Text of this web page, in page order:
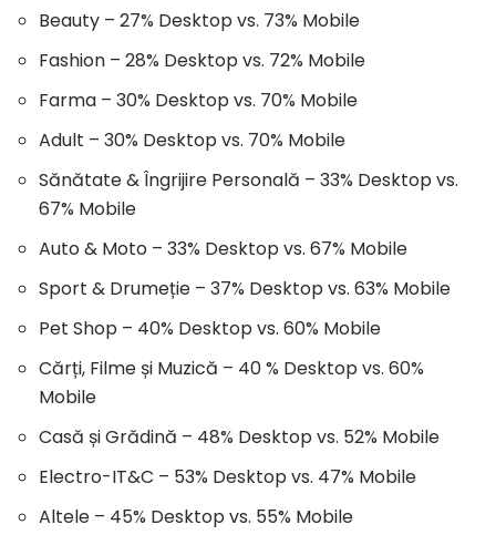
Beauty – 27% Desktop vs. 73% Mobile
Fashion – 28% Desktop vs. 72% Mobile
Farma – 30% Desktop vs. 70% Mobile
Adult – 30% Desktop vs. 70% Mobile
Sănătate & Îngrijire Personală – 33% Desktop vs.
67% Mobile
Auto & Moto – 33% Desktop vs. 67% Mobile
Sport & Drumeție – 37% Desktop vs. 63% Mobile
Pet Shop – 40% Desktop vs. 60% Mobile
Cărți, Filme și Muzică – 40 % Desktop vs. 60%
Mobile
Casă și Grădină – 48% Desktop vs. 52% Mobile
Electro-IT&C – 53% Desktop vs. 47% Mobile
Altele – 45% Desktop vs. 55% Mobile